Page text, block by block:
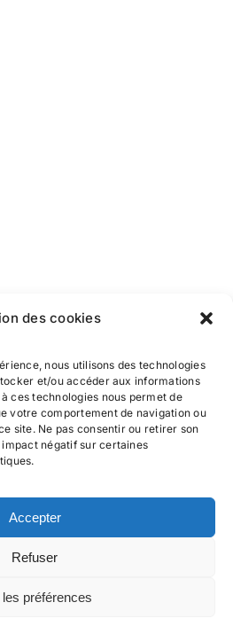
des cookies
nous utilisons des technologies
et/ou accéder aux informations
ces technologies nous permet de
votre comportement de navigation ou
site. Ne pas consentir ou retirer son
négatif sur certaines
Accepter
Refuser
les préférences
Greffe de cheveux à Nice
de cheveux à Cannes
de cheveux à Marseille
de cheveux à Monaco
de site web